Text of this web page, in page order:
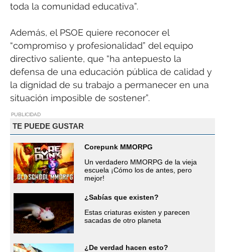
toda la comunidad educativa”.
Además, el PSOE quiere reconocer el
“compromiso y profesionalidad” del equipo
directivo saliente, que “ha antepuesto la
defensa de una educación pública de calidad y
la dignidad de su trabajo a permanecer en una
situación imposible de sostener”.
PUBLICIDAD
TE PUEDE GUSTAR
Corepunk MMORPG
Un verdadero MMORPG de la vieja
escuela ¡Cómo los de antes, pero
mejor!
¿Sabías que existen?
Estas criaturas existen y parecen
sacadas de otro planeta
¿De verdad hacen esto?